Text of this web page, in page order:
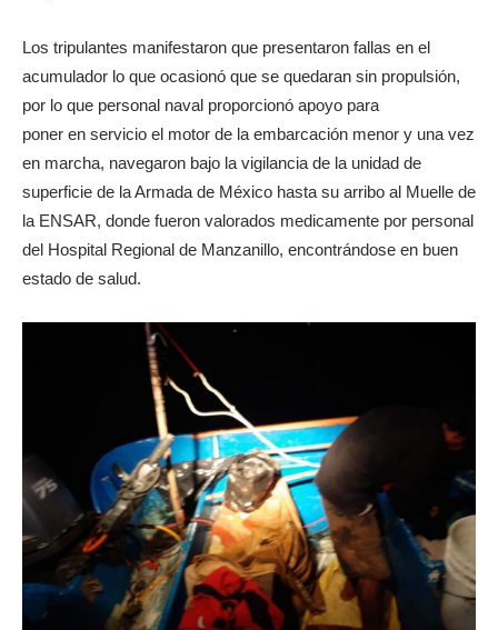
Los tripulantes manifestaron que presentaron fallas en el
acumulador lo que ocasionó que se quedaran sin propulsión,
por lo que personal naval proporcionó apoyo para
poner en servicio el motor de la embarcación menor y una vez
en marcha, navegaron bajo la vigilancia de la unidad de
superficie de la Armada de México hasta su arribo al Muelle de
la ENSAR, donde fueron valorados medicamente por personal
del Hospital Regional de Manzanillo, encontrándose en buen
estado de salud.